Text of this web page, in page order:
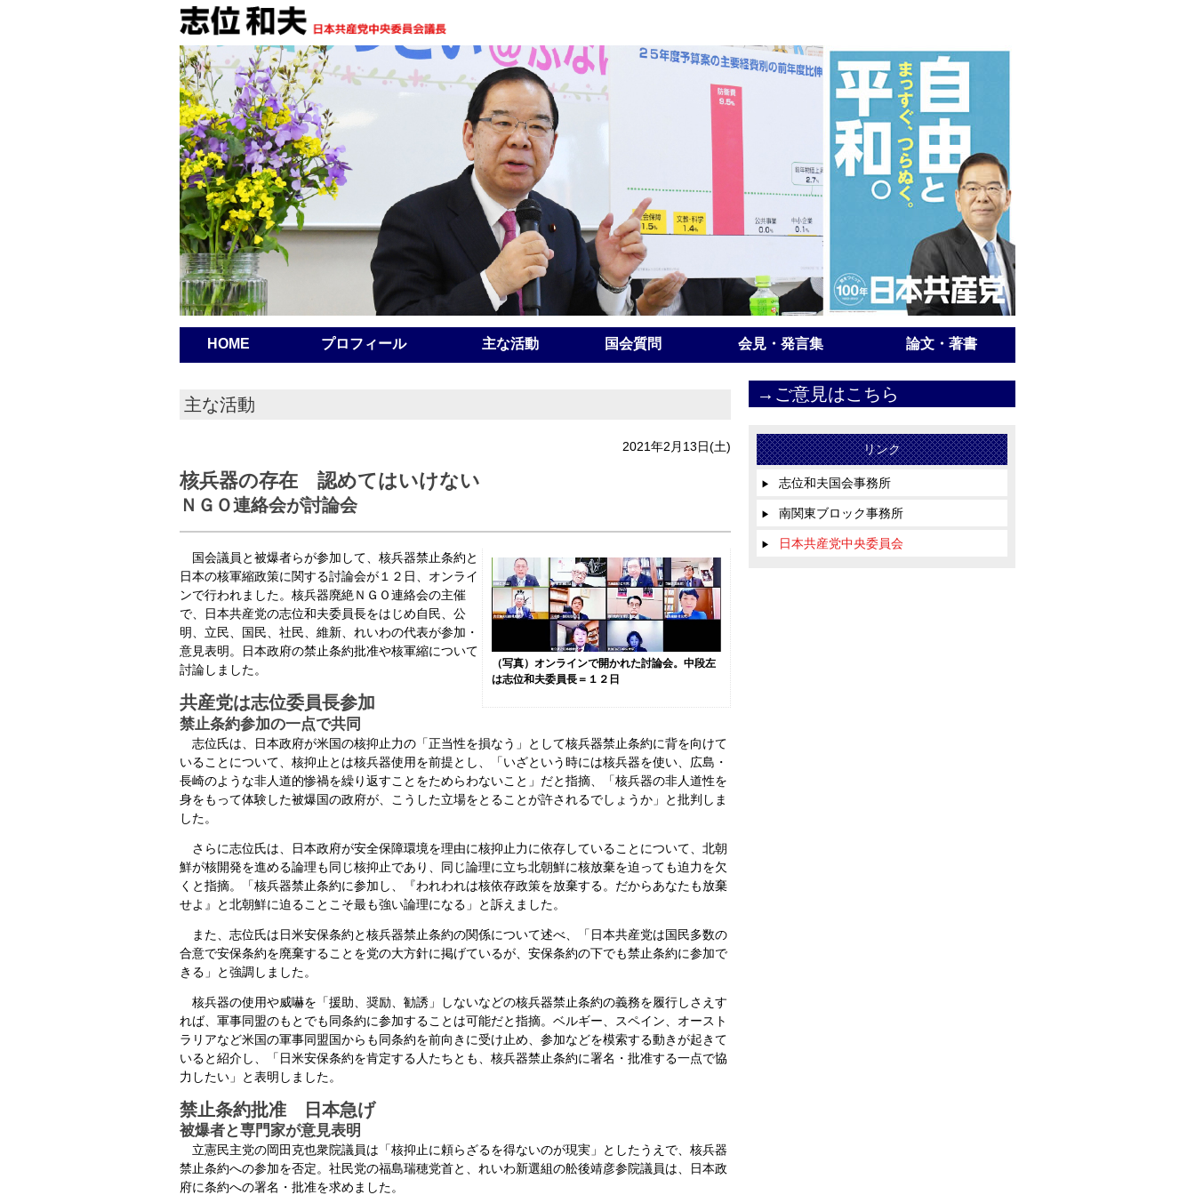
HOME プロフィール 主な活動 国会質問 会見・発言集 論文・著書
主な活動
2021年2月13日(土)
核兵器の存在 認めてはいけない
ＮＧＯ連絡会が討論会
（写真）オンラインで開かれた討論会。中段左
は志位和夫委員長＝１２日
国会議員と被爆者らが参加して、核兵器禁止条約と
日本の核軍縮政策に関する討論会が１２日、オンライ
ンで行われました。核兵器廃絶ＮＧＯ連絡会の主催
で、日本共産党の志位和夫委員長をはじめ自民、公
明、立民、国民、社民、維新、れいわの代表が参加・
意見表明。日本政府の禁止条約批准や核軍縮について
討論しました。
共産党は志位委員長参加
禁止条約参加の一点で共同
志位氏は、日本政府が米国の核抑止力の「正当性を損なう」として核兵器禁止条約に背を向けて
いることについて、核抑止とは核兵器使用を前提とし、「いざという時には核兵器を使い、広島・
長崎のような非人道的惨禍を繰り返すことをためらわないこと」だと指摘、「核兵器の非人道性を
身をもって体験した被爆国の政府が、こうした立場をとることが許されるでしょうか」と批判しま
した。
さらに志位氏は、日本政府が安全保障環境を理由に核抑止力に依存していることについて、北朝
鮮が核開発を進める論理も同じ核抑止であり、同じ論理に立ち北朝鮮に核放棄を迫っても迫力を欠
くと指摘。「核兵器禁止条約に参加し、『われわれは核依存政策を放棄する。だからあなたも放棄
せよ』と北朝鮮に迫ることこそ最も強い論理になる」と訴えました。
また、志位氏は日米安保条約と核兵器禁止条約の関係について述べ、「日本共産党は国民多数の
合意で安保条約を廃棄することを党の大方針に掲げているが、安保条約の下でも禁止条約に参加で
きる」と強調しました。
核兵器の使用や威嚇を「援助、奨励、勧誘」しないなどの核兵器禁止条約の義務を履行しさえす
れば、軍事同盟のもとでも同条約に参加することは可能だと指摘。ベルギー、スペイン、オースト
ラリアなど米国の軍事同盟国からも同条約を前向きに受け止め、参加などを模索する動きが起きて
いると紹介し、「日米安保条約を肯定する人たちとも、核兵器禁止条約に署名・批准する一点で協
力したい」と表明しました。
禁止条約批准 日本急げ
被爆者と専門家が意見表明
立憲民主党の岡田克也衆院議員は「核抑止に頼らざるを得ないのが現実」としたうえで、核兵器
禁止条約への参加を否定。社民党の福島瑞穂党首と、れいわ新選組の舩後靖彦参院議員は、日本政
府に条約への署名・批准を求めました。
→ご意見はこちら
リンク
▶ 志位和夫国会事務所
▶ 南関東ブロック事務所
▶ 日本共産党中央委員会